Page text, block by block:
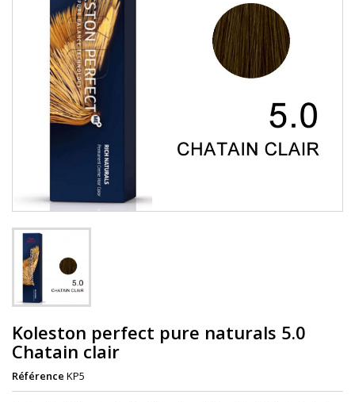
Koleston perfect pure naturals 5.0
Chatain clair
Référence KP5